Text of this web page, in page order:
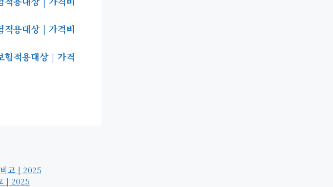
용대상 | 가격비
험적용대상 | 가격
교 | 2025
| 2025